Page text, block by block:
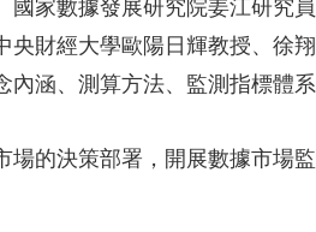
國際足球 網球 綜合體育
足球道路
科普 健康 樂齡 閱讀 藝術
家數據發展研究院姜江研究
財經大學歐陽日輝教授、徐
涵、測算方法、監測指標體系
的決策部署，開展數據市場